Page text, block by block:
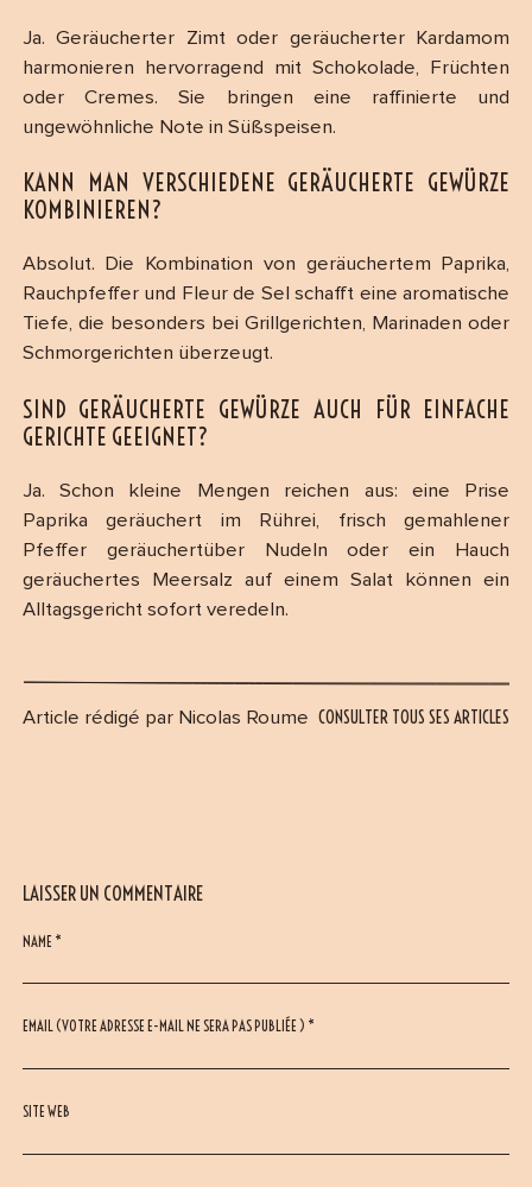
Ja. Geräucherter Zimt oder geräucherter Kardamom
harmonieren hervorragend mit Schokolade, Früchten
oder Cremes. Sie bringen eine raffinierte und
ungewöhnliche Note in Süßspeisen.
KANN MAN VERSCHIEDENE GERÄUCHERTE GEWÜRZE
KOMBINIEREN?
Absolut. Die Kombination von geräuchertem Paprika,
Rauchpfeffer und Fleur de Sel schafft eine aromatische
Tiefe, die besonders bei Grillgerichten, Marinaden oder
Schmorgerichten überzeugt.
SIND GERÄUCHERTE GEWÜRZE AUCH FÜR EINFACHE
GERICHTE GEEIGNET?
Ja. Schon kleine Mengen reichen aus: eine Prise
Paprika geräuchert im Rührei, frisch gemahlener
Pfeffer geräuchertüber Nudeln oder ein Hauch
geräuchertes Meersalz auf einem Salat können ein
Alltagsgericht sofort veredeln.
Article rédigé par Nicolas Roume CONSULTER TOUS SES ARTICLES
LAISSER UN COMMENTAIRE
NAME *
EMAIL (VOTRE ADRESSE E-MAIL NE SERA PAS PUBLIÉE ) *
SITE WEB